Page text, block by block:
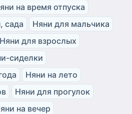
на время отпуска
сада
Няни для мальчика
Няни для взрослых
сиделки
Няни на лето
Няни для прогулок
на вечер